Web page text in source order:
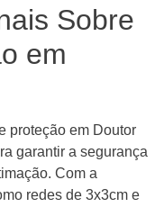
Sobre
em
proteção em Doutor
garantir a segurança
Com a
redes de 3x3cm e